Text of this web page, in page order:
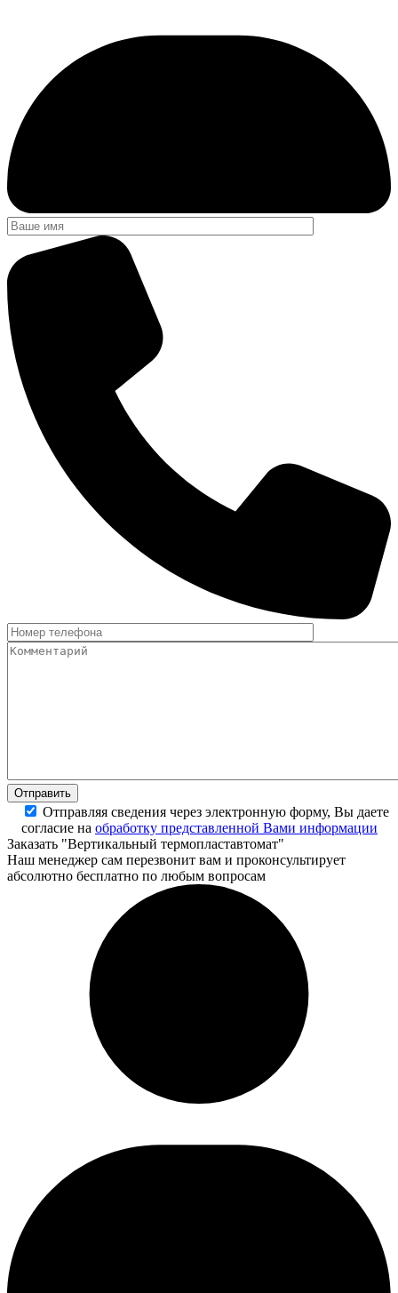
Отправляя сведения через электронную форму, Вы даете
согласие на обработку представленной Вами информации
Заказать "Вертикальный термопластавтомат"
Наш менеджер сам перезвонит вам и проконсультирует
абсолютно бесплатно по любым вопросам